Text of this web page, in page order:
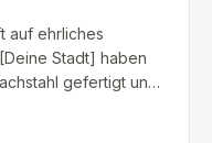
optimalen
den Lichteinfall
auf ehrliches
Stadt] haben
gefertigt und